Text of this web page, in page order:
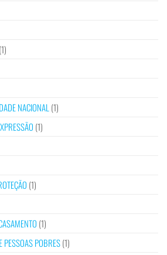
(1)
NACIONAL (1)
(1)
(1)
(1)
PESSOAS POBRES(1)